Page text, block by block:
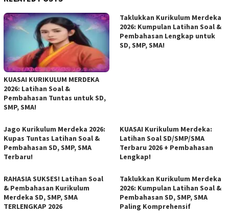
KUASAI KURIKULUM MERDEKA
2026: Latihan Soal &
Pembahasan Tuntas untuk SD,
SMP, SMA!
Taklukkan Kurikulum Merdeka
2026: Kumpulan Latihan Soal &
Pembahasan Lengkap untuk
SD, SMP, SMA!
Jago Kurikulum Merdeka 2026:
Kupas Tuntas Latihan Soal &
Pembahasan SD, SMP, SMA
Terbaru!
KUASAI Kurikulum Merdeka:
Latihan Soal SD/SMP/SMA
Terbaru 2026 + Pembahasan
Lengkap!
RAHASIA SUKSES! Latihan Soal
& Pembahasan Kurikulum
Merdeka SD, SMP, SMA
TERLENGKAP 2026
Taklukkan Kurikulum Merdeka
2026: Kumpulan Latihan Soal &
Pembahasan SD, SMP, SMA
Paling Komprehensif